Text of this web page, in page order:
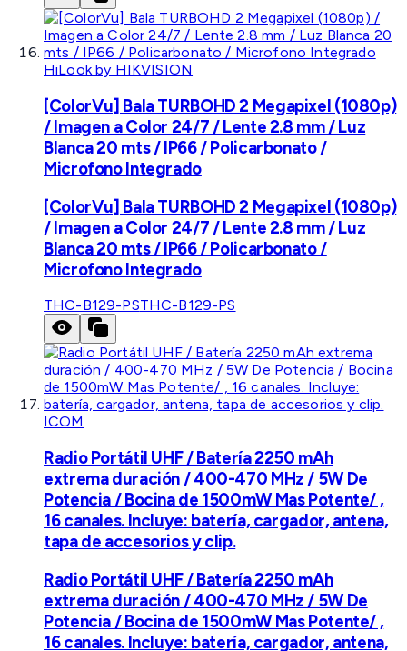
HiLook by HIKVISION
[ColorVu] Bala TURBOHD 2 Megapixel (1080p)
/ Imagen a Color 24/7 / Lente 2.8 mm / Luz
Blanca 20 mts / IP66 / Policarbonato /
Microfono Integrado
[ColorVu] Bala TURBOHD 2 Megapixel (1080p)
/ Imagen a Color 24/7 / Lente 2.8 mm / Luz
Blanca 20 mts / IP66 / Policarbonato /
Microfono Integrado
THC-B129-PSTHC-B129-PS
ICOM
Radio Portátil UHF / Batería 2250 mAh
extrema duración / 400-470 MHz / 5W De
Potencia / Bocina de 1500mW Mas Potente/ ,
16 canales. Incluye: batería, cargador, antena,
tapa de accesorios y clip.
Radio Portátil UHF / Batería 2250 mAh
extrema duración / 400-470 MHz / 5W De
Potencia / Bocina de 1500mW Mas Potente/ ,
16 canales. Incluye: batería, cargador, antena,